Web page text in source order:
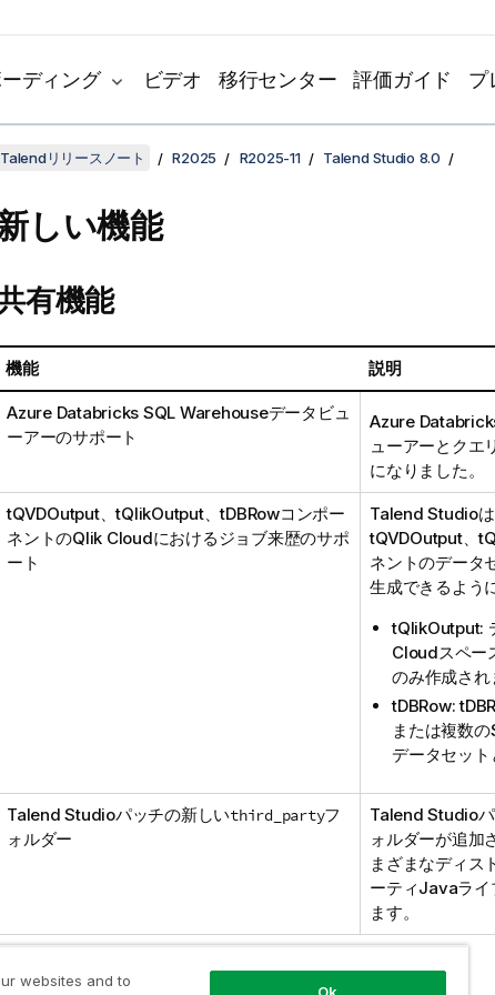
ディング ビデオ 移行センター 評価ガイド プ
Talendリリースノート R2025 R2025-11 Talend Studio 8.0
しい機能
有機能
機能 説明
Azure Databricks SQL Warehouseデータビュ
ーアーのサポート
Azure
ューアーとクエ
になりました。
tQVDOutput、tQlikOutput、tDBRowコンポー
ネントのQlik Cloudにおけるジョブ来歴のサポ
ート
Talend Studio
tQVDOutput、
ネントのデータ
生成できるよう
tQlikOutput:
Cloudスペー
のみ作成され
tDBRow:
または複数の
データセット
Talend Studioパッチの新しいthird_partyフ
ォルダー
Talend Studio
ォルダーが追加
まざまなディス
ーティJavaライ
ます。
websites and to